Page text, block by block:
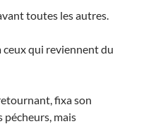
toutes les autres.
ceux qui reviennent du
fixa son
pécheurs, mais